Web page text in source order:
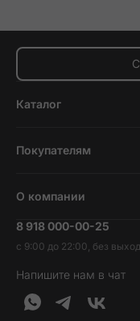
Каталог
Планшеты
Наушники и колонки
Гаджеты
Покупателям
Трейд-ин
Гарантия и возврат
Доставка и оплата
Кредит и рассрочка
О компании
Вакансии
Контакты
Обратная связь
О нас
8 918 000-00-25
с 9:00 до 22:00, без
Напишите нам в чат